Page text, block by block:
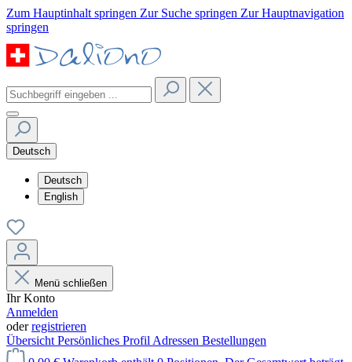
Zum Hauptinhalt springen Zur Suche springen Zur Hauptnavigation
springen
Deutsch
Deutsch
English
Menü schließen
Ihr Konto
Anmelden
oderregistrieren
Übersicht Persönliches Profil Adressen Bestellungen